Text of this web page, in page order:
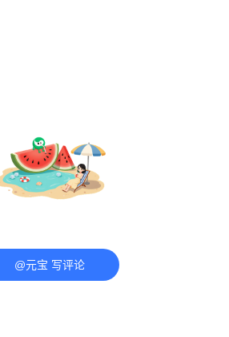
@元宝 写评论